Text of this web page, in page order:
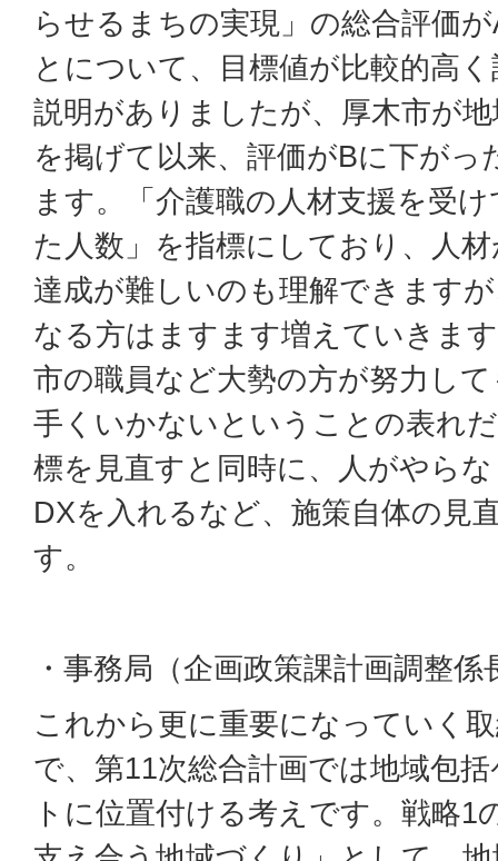
らせるまちの実現」の総合評価
とについて、目標値が比較的高
説明がありましたが、厚木市が
を掲げて以来、評価がBに下が
ます。「介護職の人材支援を受
た人数」を指標にしており、人
達成が難しいのも理解できます
なる方はますます増えていきま
市の職員など大勢の方が努力し
手くいかないということの表れ
標を見直すと同時に、人がやら
DXを入れるなど、施策自体の見
す。
・事務局（企画政策課計画調整係
これから更に重要になっていく
で、第11次総合計画では地域包
トに位置付ける考えです。戦略1